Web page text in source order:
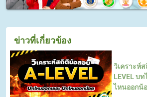
ข่าวที่เกี่ยวข้อง
วิเคราะห์
LEVEL บ
ไหนออกน้